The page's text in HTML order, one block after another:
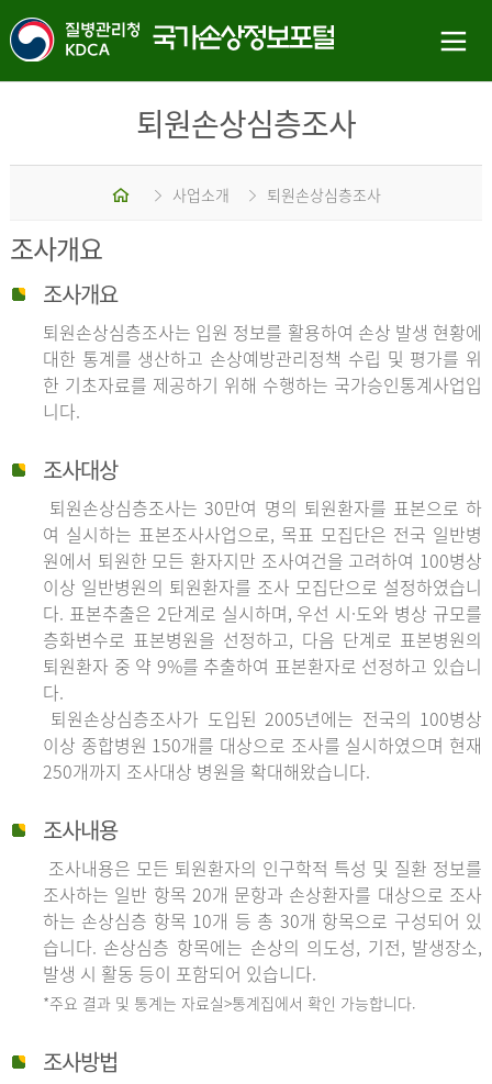
퇴원손상심층조사
홈 사업소개 퇴원손상심층조사
조사개요
조사개요
퇴원손상심층조사는 입원 정보를 활용하여 손상 발생 현황에
대한 통계를 생산하고 손상예방관리정책 수립 및 평가를 위
한 기초자료를 제공하기 위해 수행하는 국가승인통계사업입
니다.
조사대상
퇴원손상심층조사는 30만여 명의 퇴원환자를 표본으로 하
여 실시하는 표본조사사업으로, 목표 모집단은 전국 일반병
원에서 퇴원한 모든 환자지만 조사여건을 고려하여 100병상
이상 일반병원의 퇴원환자를 조사 모집단으로 설정하였습니
다. 표본추출은 2단계로 실시하며, 우선 시·도와 병상 규모를
층화변수로 표본병원을 선정하고, 다음 단계로 표본병원의
퇴원환자 중 약 9%를 추출하여 표본환자로 선정하고 있습니
다.
퇴원손상심층조사가 도입된 2005년에는 전국의 100병상
이상 종합병원 150개를 대상으로 조사를 실시하였으며 현재
250개까지 조사대상 병원을 확대해왔습니다.
조사내용
조사내용은 모든 퇴원환자의 인구학적 특성 및 질환 정보를
조사하는 일반 항목 20개 문항과 손상환자를 대상으로 조사
하는 손상심층 항목 10개 등 총 30개 항목으로 구성되어 있
습니다. 손상심층 항목에는 손상의 의도성, 기전, 발생장소,
발생 시 활동 등이 포함되어 있습니다.
*주요 결과 및 통계는 자료실>통계집에서 확인 가능합니다.
조사방법